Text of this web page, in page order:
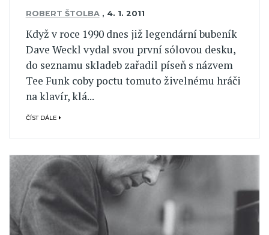
ROBERT ŠTOLBA , 4. 1. 2011
Když v roce 1990 dnes již legendární bubeník
Dave Weckl vydal svou první sólovou desku,
do seznamu skladeb zařadil píseň s názvem
Tee Funk coby poctu tomuto živelnému hráči
na klavír, klá...
ČÍST DÁLE